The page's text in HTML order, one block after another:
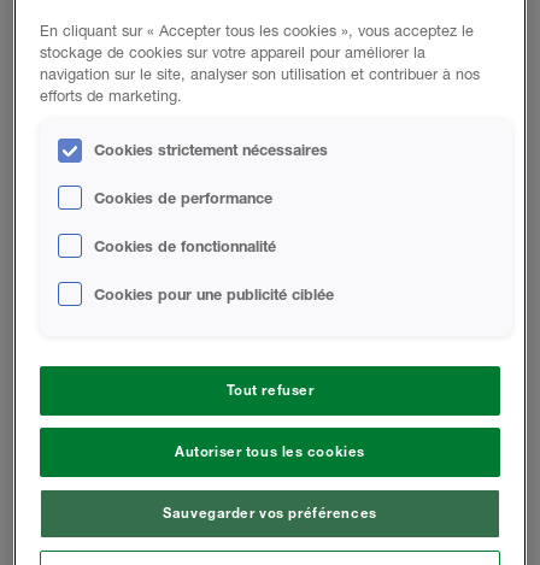
Données du Produit
DOCUMENTS PROMOTIONNELS
PIP Foam Brochure
PIP Foam 80 Fiche Technique
PIP Foam 250A Fiche Technique
En cliquant sur « Accepter tous les cookies », vous acceptez le
stockage de cookies sur votre appareil pour améliorer la
navigation sur le site, analyser son utilisation et contribuer à nos
efforts de marketing.
Cookies strictement nécessaires
Cookies de performance
Cookies de fonctionnalité
Cookies pour une publicité ciblée
Tout refuser
Autoriser tous les cookies
Sauvegarder vos préférences